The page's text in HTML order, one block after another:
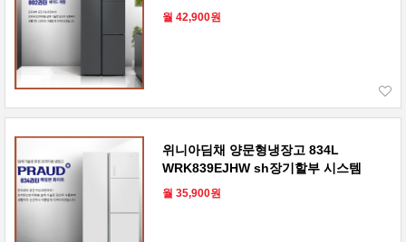
월 42,900원
위니아딤채 양문형냉장고 834L
WRK839EJHW sh장기할부 시스템
월 35,900원